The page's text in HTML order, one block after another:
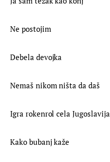
Ne postojim
Debela devojka
Nemaš nikom ništa da daš
Igra rokenrol cela Jugoslavija
Kako bubanj kaže